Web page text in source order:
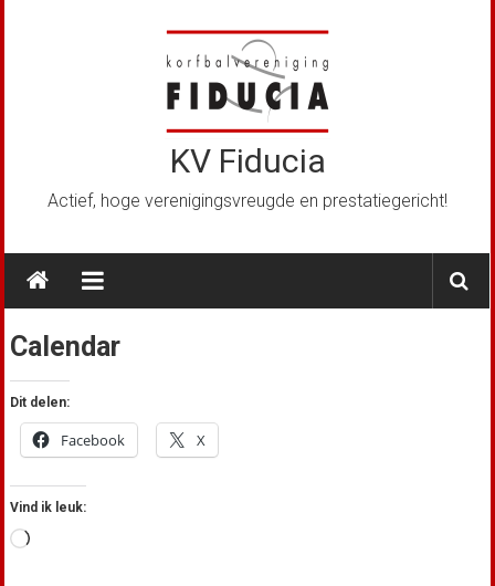
KV Fiducia
Actief, hoge verenigingsvreugde en prestatiegericht!
Calendar
Dit delen:
Facebook X
Vind ik leuk:
Aan